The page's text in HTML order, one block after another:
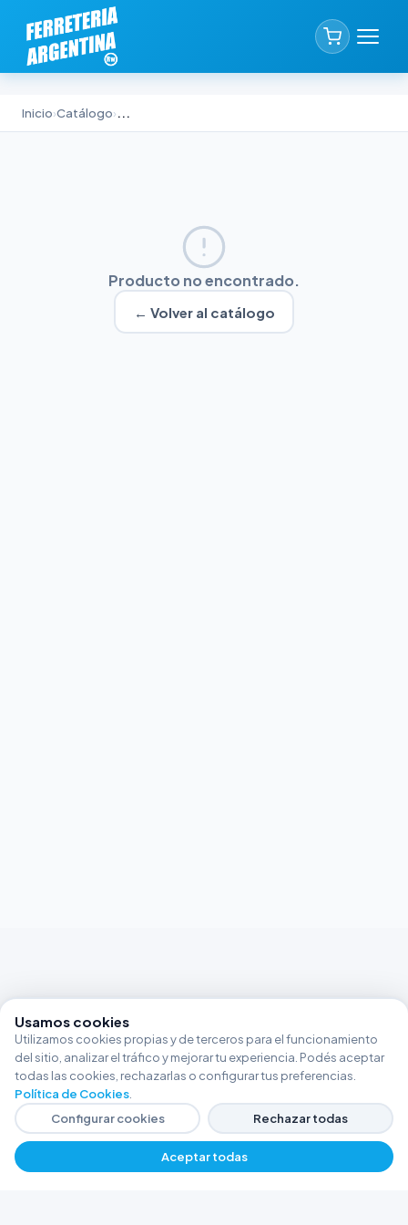
Inicio›Catálogo›...
Producto no encontrado.
← Volver al catálogo
Usamos cookies
Utilizamos cookies propias y de terceros para el funcionamiento
del sitio, analizar el tráfico y mejorar tu experiencia. Podés aceptar
todas las cookies, rechazarlas o configurar tus preferencias.
Política de Cookies
Configurar cookies
Rechazar todas
Aceptar todas